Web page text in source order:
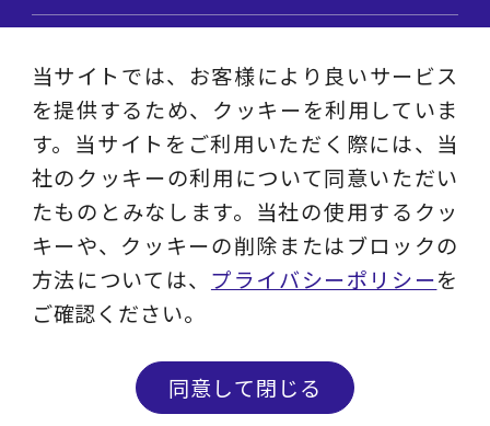
ビジネステーマ解説集
動画ライブラリ
採用サイト
プライバシーポリシー
ソーシャルメディアアカウントポリシー
© 2023 - 2026 Layers Consulting Co., Ltd.
当サイトでは、お客様により良いサービス
を提供するため、クッキーを利用していま
す。当サイトをご利用いただく際には、当
社のクッキーの利用について同意いただい
たものとみなします。当社の使用するクッ
キーや、クッキーの削除またはブロックの
方法については、 プライバシーポリシーを
ご確認ください。
同意して閉じる